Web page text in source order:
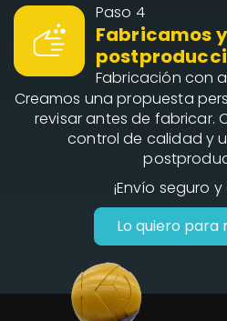
Paso 4
Fabricamos
Fabricación con
Creamos una propuesta
revisar antes de fabricar.
control de calidad y
¡Envío seguro
Lo quiero para